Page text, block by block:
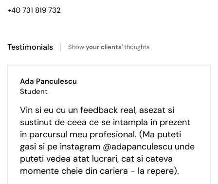
+40 731 819 732
Testimonials Showyour clients'thoughts
Ada Panculescu
Student
Vin si eu cu un feedback real, asezat si
sustinut de ceea ce se intampla in prezent
in parcursul meu profesional. (Ma puteti
gasi si pe instagram @adapanculescu unde
puteti vedea atat lucrari, cat si cateva
momente cheie din cariera - la repere).